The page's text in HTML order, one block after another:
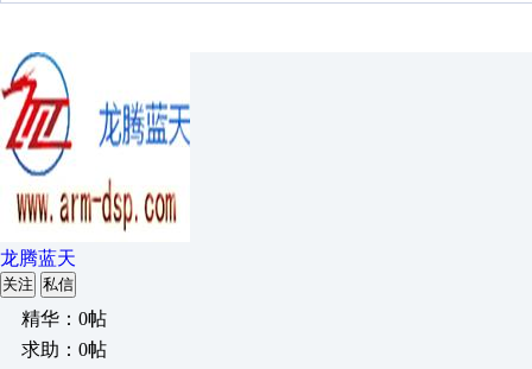
龙腾蓝天
关注 私信
精华：0帖
求助：0帖